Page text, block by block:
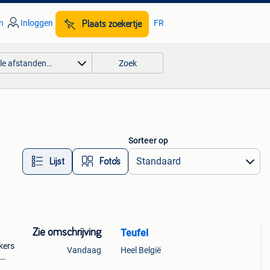
Inloggen Plaats zoekertje FR
afstanden… Zoek
Lijst Foto’s
Sorteer op
Zie omschrijving
Vandaag
Teufel
Heel België